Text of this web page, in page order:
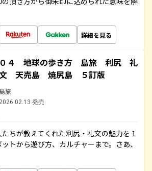
詳細を見る
０４ 地球の歩き方 島旅 利尻 礼
天売島 焼尻島 ５訂版
島旅
2026.02.13 発売
ちが教えてくれた利尻・礼文の魅力を１
トから遊び方、カルチャーまで。さあ、